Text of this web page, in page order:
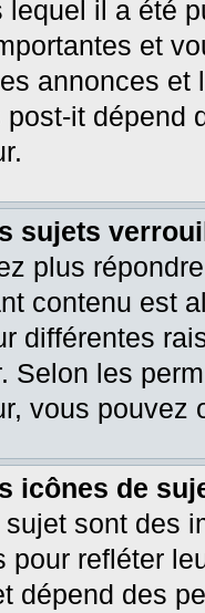
lequel il a été
et
annonces
post-it dépend
sujets
plus
contenu est
différentes
Selon les
vous
icônes de
sont des
pour refléter
dépend des